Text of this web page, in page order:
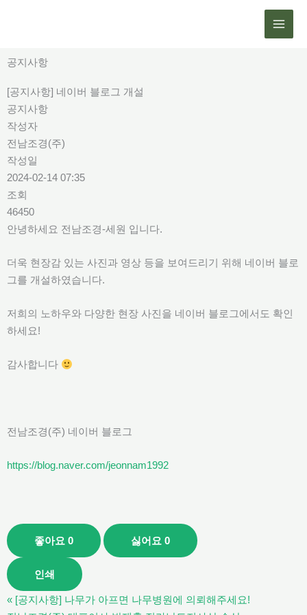
로
뛰
기
공지사항
[공지사항] 네이버 블로그 개설
공지사항
작성자
전남조경(주)
작성일
2024-02-14 07:35
조회
46450
안녕하세요 전남조경-세원 입니다.
더욱 현장감 있는 사진과 영상 등을 보여드리기 위해 네이버 블로
그를 개설하였습니다.
저희의 노하우와 다양한 현장 사진을 네이버 블로그에서도 확인
하세요!
감사합니다
전남조경(주) 네이버 블로그
https://blog.naver.com/jeonnam1992
좋아요 0 싫어요 0
인쇄
« [공지사항] 나무가 아프면 나무병원에 의뢰해주세요!